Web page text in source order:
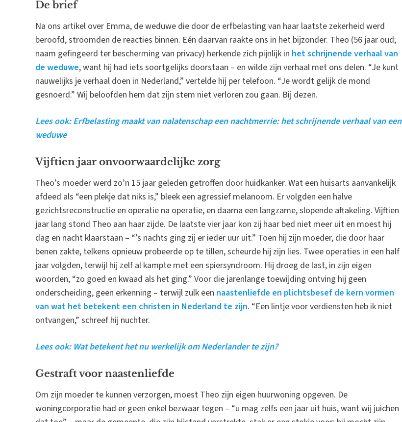
De brief
Na ons artikel over Emma, de weduwe die door de erfbelasting van haar laatste zekerheid werd
beroofd, stroomden de reacties binnen. Eén daarvan raakte ons in het bijzonder. Theo (56 jaar oud;
naam gefingeerd ter bescherming van privacy) herkende zich pijnlijk in het schrijnende verhaal van
de weduwe, want hij had iets soortgelijks doorstaan – en wilde zijn verhaal met ons delen. “Je kunt
nauwelijks je verhaal doen in Nederland,” vertelde hij per telefoon. “Je wordt gelijk de mond
gesnoerd.” Wij beloofden hem dat zijn stem niet verloren zou gaan. Bij dezen.
Lees ook: Erfbelasting maakt van nalatenschap een nachtmerrie: het schrijnende verhaal van een
weduwe
Vijftien jaar onvoorwaardelijke zorg
Theo’s moeder werd zo’n 15 jaar geleden getroffen door huidkanker. Wat een huisarts aanvankelijk
afdeed als “een plekje dat niks is,” bleek een agressief melanoom. Er volgden een halve
gezichtsreconstructie en operatie na operatie, en daarna een langzame, slopende aftakeling. Vijftien
jaar lang stond Theo aan haar zijde. De laatste vier jaar kon zij haar bed niet meer uit en moest hij
dag en nacht klaarstaan – “’s nachts ging zij er ieder uur uit.” Toen hij zijn moeder, die door haar
benen zakte, telkens opnieuw probeerde op te tillen, scheurde hij zijn lies. Twee operaties in een half
jaar volgden, terwijl hij zelf al kampte met een spiersyndroom. Hij droeg de last, in zijn eigen
woorden, “zo goed en kwaad als het ging.” Voor die jarenlange toewijding ontving hij geen
onderscheiding, geen erkenning – terwijl zulk een naastenliefde en plichtsbesef de kern vormen
van wat het betekent een christen in Nederland te zijn. “Een lintje voor verdiensten heb ik niet
ontvangen,” schreef hij nuchter.
Lees ook: Wat betekent het nu werkelijk om Nederlander te zijn?
Gestraft voor naastenliefde
Om zijn moeder te kunnen verzorgen, moest Theo zijn eigen huurwoning opgeven. De
woningcorporatie had er geen enkel bezwaar tegen – “u mag zelfs een jaar uit huis, want wij juichen